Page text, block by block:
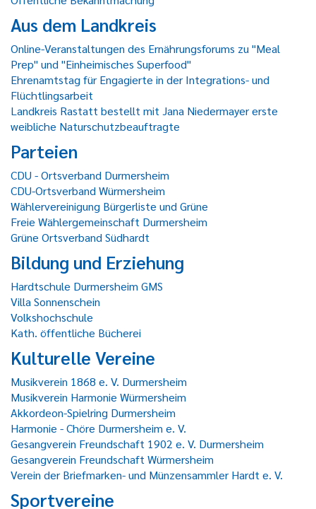
Aus dem Landkreis
Online-Veranstaltungen des Ernährungsforums zu "Meal
Prep" und "Einheimisches Superfood"
Ehrenamtstag für Engagierte in der Integrations- und
Flüchtlingsarbeit
Landkreis Rastatt bestellt mit Jana Niedermayer erste
weibliche Naturschutzbeauftragte
Parteien
CDU - Ortsverband Durmersheim
CDU-Ortsverband Würmersheim
Wählervereinigung Bürgerliste und Grüne
Freie Wählergemeinschaft Durmersheim
Grüne Ortsverband Südhardt
Bildung und Erziehung
Hardtschule Durmersheim GMS
Villa Sonnenschein
Volkshochschule
Kath. öffentliche Bücherei
Kulturelle Vereine
Musikverein 1868 e. V. Durmersheim
Musikverein Harmonie Würmersheim
Akkordeon-Spielring Durmersheim
Harmonie - Chöre Durmersheim e. V.
Gesangverein Freundschaft 1902 e. V. Durmersheim
Gesangverein Freundschaft Würmersheim
Verein der Briefmarken- und Münzensammler Hardt e. V.
Sportvereine